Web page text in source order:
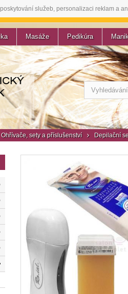
služeb, personalizaci reklam a
Masáže Pedikúra
Ohřívače, sety a příslušenství Depilační